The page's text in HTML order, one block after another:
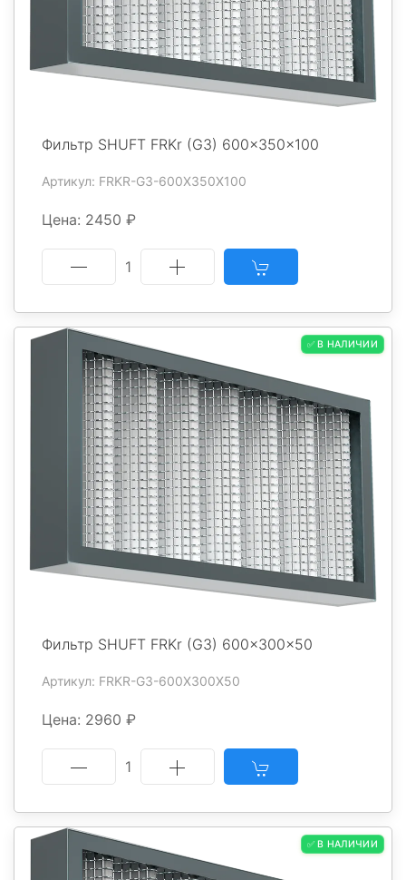
Фильтр SHUFT FRKr (G3) 600x350x100
Артикул: FRKR-G3-600X350X100
Цена: 2450 ₽
1
✅ В НАЛИЧИИ
Фильтр SHUFT FRKr (G3) 600x300x50
Артикул: FRKR-G3-600X300X50
Цена: 2960 ₽
1
✅ В НАЛИЧИИ